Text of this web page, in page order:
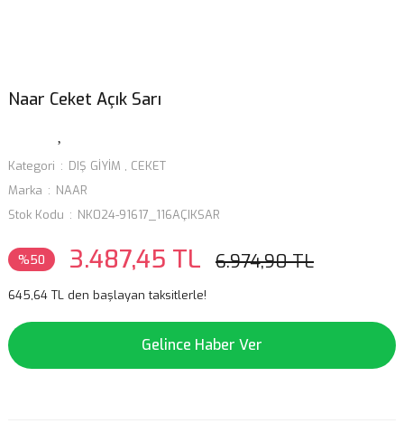
Naar Ceket Açık Sarı
Kategori DIŞ GİYİM , CEKET
Marka
NAAR
Stok Kodu
NK024-91617_116AÇIKSAR
%50 3.487,45 TL 6.974,90 TL
645,64 TL den başlayan taksitlerle!
Gelince Haber Ver